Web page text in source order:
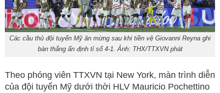
Các cầu thủ đội tuyển Mỹ ăn mừng sau khi tiền vệ Giovanni Reyna ghi
bàn thắng ấn định tỉ số 4-1. Ảnh: THX/TTXVN phát
Theo phóng viên TTXVN tại New York, màn trình diễn
của đội tuyển Mỹ dưới thời HLV Mauricio Pochettino